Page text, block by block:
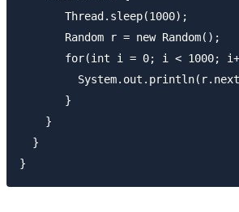
       Thread.sleep(1000);
       Random r = new Random();
for(int i = 0; i < 1000;
       }
    }
  }